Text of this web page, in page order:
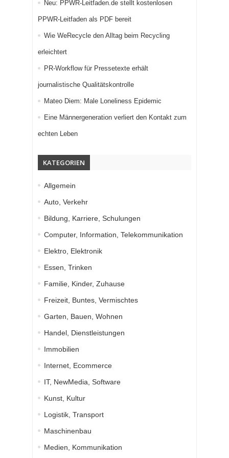
Neu: PPWR-Leitfaden.de stellt kostenlosen
PPWR-Leitfaden als PDF bereit
Wie WeRecycle den Alltag beim Recycling
erleichtert
PR-Workflow für Pressetexte erhält
journalistische Qualitätskontrolle
Mateo Diem: Male Loneliness Epidemic
Eine Männergeneration verliert den Kontakt zum
echten Leben
KATEGORIEN
Allgemein
Auto, Verkehr
Bildung, Karriere, Schulungen
Computer, Information, Telekommunikation
Elektro, Elektronik
Essen, Trinken
Familie, Kinder, Zuhause
Freizeit, Buntes, Vermischtes
Garten, Bauen, Wohnen
Handel, Dienstleistungen
Immobilien
Internet, Ecommerce
IT, NewMedia, Software
Kunst, Kultur
Logistik, Transport
Maschinenbau
Medien, Kommunikation